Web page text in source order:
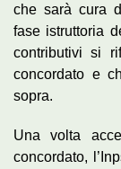
che sarà cura
fase istruttoria
contributivi si
concordato e
sopra.
Una volta
concordato,